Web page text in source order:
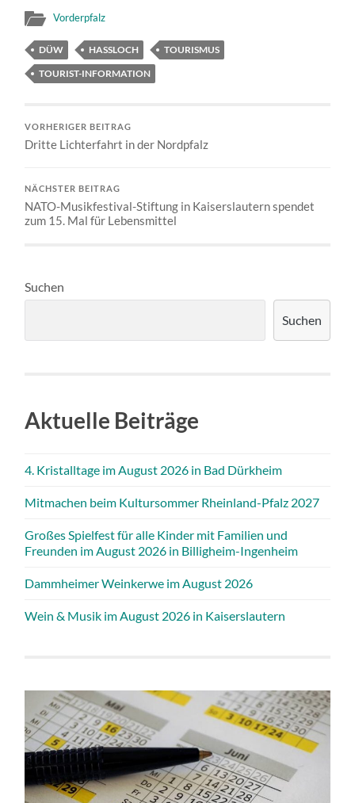
Vorderpfalz
DÜW HASSLOCH
TOURISMUS
TOURIST-INFORMATION
VORHERIGER BEITRAG
Dritte Lichterfahrt in der Nordpfalz
NÄCHSTER BEITRAG
NATO-Musikfestival-Stiftung in Kaiserslautern spendet
zum 15. Mal für Lebensmittel
Suchen
Suchen
Aktuelle Beiträge
4. Kristalltage im August 2026 in Bad Dürkheim
Mitmachen beim Kultursommer Rheinland-Pfalz 2027
Großes Spielfest für alle Kinder mit Familien und
Freunden im August 2026 in Billigheim-Ingenheim
Dammheimer Weinkerwe im August 2026
Wein & Musik im August 2026 in Kaiserslautern